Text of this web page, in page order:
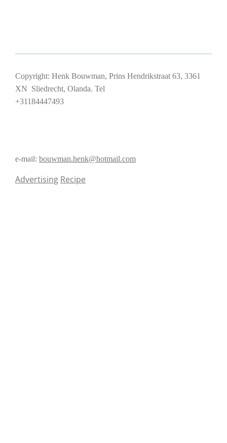
Copyright: Henk Bouwman, Prins Hendrikstraat 63, 3361
XN Sliedrecht, Olanda. Tel
+31184447493
e-mail: bouwman.henk@hotmail.com
Advertising Recipe